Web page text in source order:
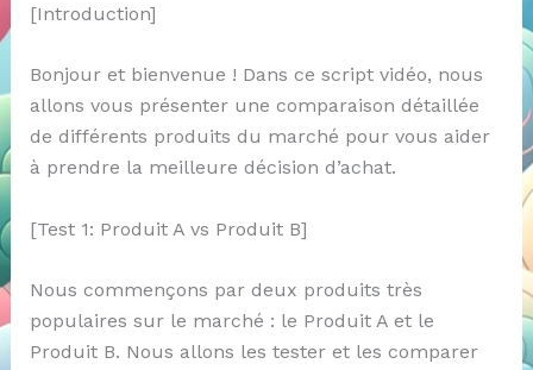
[Introduction]
Bonjour et bienvenue ! Dans ce script vidéo, nous
allons vous présenter une comparaison détaillée
de différents produits du marché pour vous aider
à prendre la meilleure décision d’achat.
[Test 1: Produit A vs Produit B]
Nous commençons par deux produits très
populaires sur le marché : le Produit A et le
Produit B. Nous allons les tester et les comparer